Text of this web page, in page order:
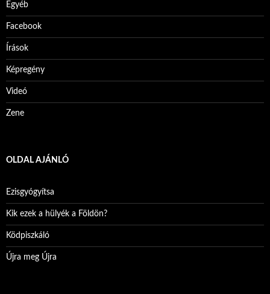
Egyéb
Facebook
Írások
Képregény
Videó
Zene
OLDAL AJÁNLÓ
Ezisgyógyítsa
Kik ezek a hülyék a Földön?
Ködpiszkáló
Újra meg Újra